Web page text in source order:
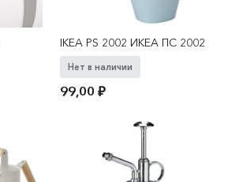
IKEA PS 2002 ИКЕА ПС 2002
Нет в наличии
99,00₽